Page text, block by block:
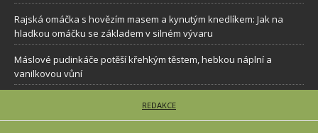
Rajská omáčka s hovězím masem a kynutým knedlíkem: Jak na
hladkou omáčku se základem v silném vývaru
Máslové pudinkáče potěší křehkým těstem, hebkou náplní a
vanilkovou vůní
REDAKCE